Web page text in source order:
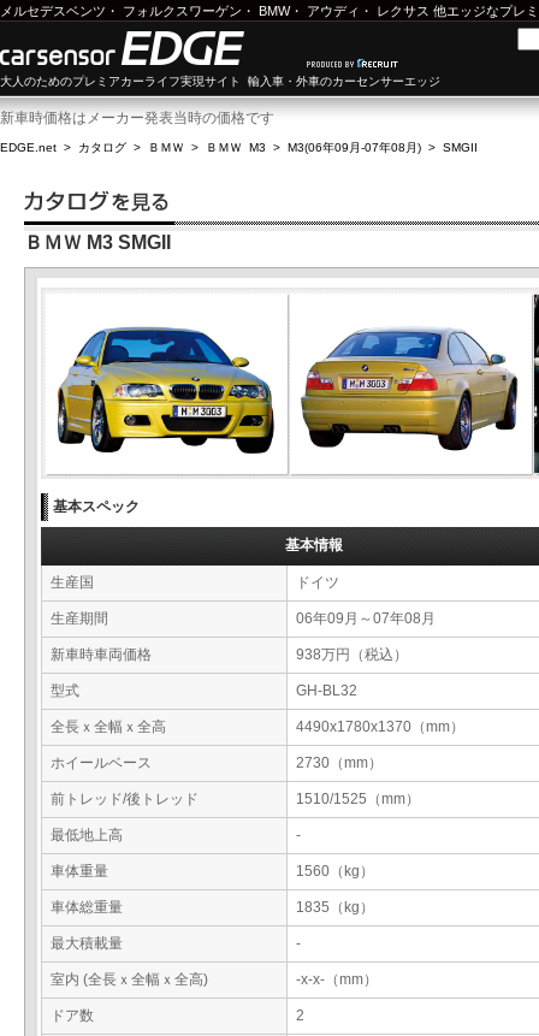
メルセデスベンツ ・ フォルクスワーゲン ・ BMW・ アウディ ・ レクサス 他エッジなプレ
大人のためのプレミアカーライフ実現サイト 輸入車・外車のカーセンサーエッジ
新車時価格はメーカー発表当時の価格です
EDGE.net > カタログ > ＢＭＷ > ＢＭＷ M3 > M3(06年09月-07年08月) > SMGII
ＢＭＷ M3 SMGII
基本スペック
基本情報
生産国 ドイツ
生産期間 06年09月～07年08月
新車時車両価格 938万円（税込）
型式 GH-BL32
全長ｘ全幅ｘ全高 4490x1780x1370（mm）
ホイールベース 2730（mm）
前トレッド/後トレッド 1510/1525（mm）
最低地上高 -
車体重量 1560（kg）
車体総重量 1835（kg）
最大積載量 -
室内 (全長ｘ全幅ｘ全高) -x-x-（mm）
ドア数 2